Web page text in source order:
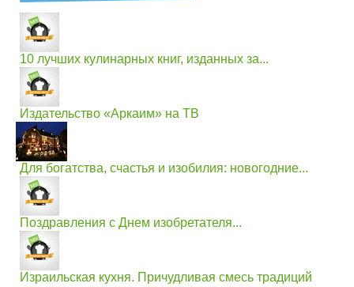
10 лучших кулинарных книг, изданных за...
Издательство «Аркаим» на ТВ
Для богатства, счастья и изобилия: новогодние...
Поздравления с Днем изобретателя...
Израильская кухня. Причудливая смесь традиций